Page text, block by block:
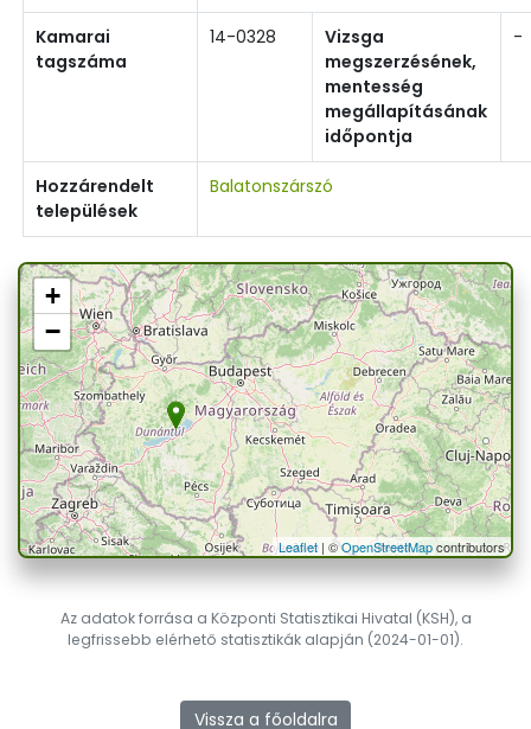
Kamarai
tagszáma
14-0328
Vizsga
megszerzésének,
mentesség
megállapításának
időpontja
-
Hozzárendelt
települések
Balatonszárszó
+
−
Leaflet| ©OpenStreetMapcontributors
Az adatok forrása a Központi Statisztikai Hivatal (KSH), a
legfrissebb elérhető statisztikák alapján (2024-01-01).
Vissza a főoldalra